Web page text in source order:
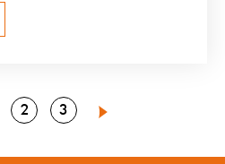
Next
Go
to
2
Go
to
3